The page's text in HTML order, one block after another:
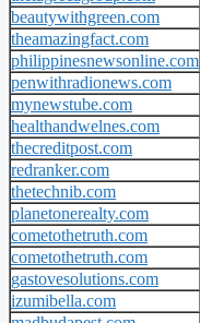
beautywithgreen.com
theamazingfact.com
philippinesnewsonline.com
penwithradionews.com
mynewstube.com
healthandwelnes.com
thecreditpost.com
redranker.com
thetechnib.com
planetonerealty.com
cometothetruth.com
cometothetruth.com
gastovesolutions.com
izumibella.com